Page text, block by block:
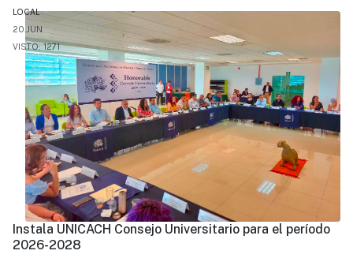
LOCAL
20.JUN
VISTO: 1271
Instala UNICACH Consejo Universitario para el período
2026-2028